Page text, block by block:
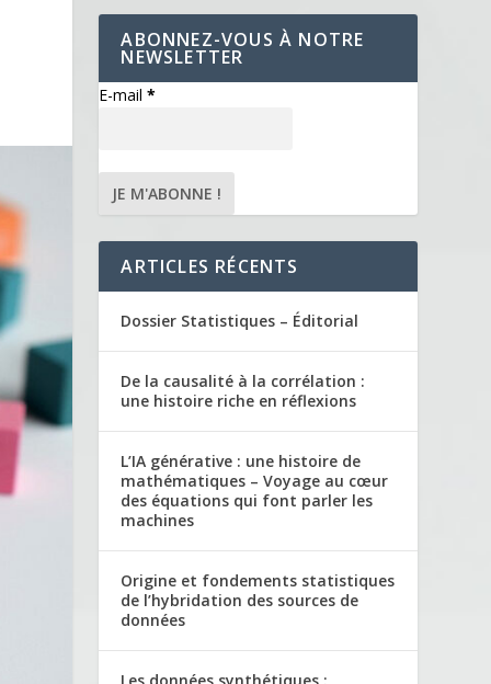
ABONNEZ-VOUS À NOTRE
NEWSLETTER
E-mail*
ARTICLES RÉCENTS
Dossier Statistiques – Éditorial
De la causalité à la corrélation :
une histoire riche en réflexions
L’IA générative : une histoire de
mathématiques – Voyage au cœur
des équations qui font parler les
machines
Origine et fondements statistiques
de l’hybridation des sources de
données
Les données synthétiques :